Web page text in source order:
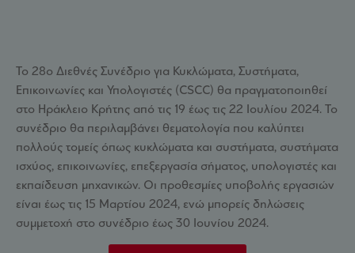
Το 28ο Διεθνές Συνέδριο για Κυκλώματα, Συστήματα,
Επικοινωνίες και Υπολογιστές (CSCC) θα πραγματοποιηθεί
στο Ηράκλειο Κρήτης από τις 19 έως τις 22 Ιουλίου 2024. Το
συνέδριο θα περιλαμβάνει θεματολογία που καλύπτει
πολλούς τομείς όπως κυκλώματα και συστήματα, συστήματα
ισχύος, επικοινωνίες, επεξεργασία σήματος, υπολογιστές και
εκπαίδευση μηχανικών. Οι προθεσμίες υποβολής εργασιών
είναι έως τις 15 Μαρτίου 2024, ενώ μπορείς δηλώσεις
συμμετοχή στο συνέδριο έως 30 Ιουνίου 2024.